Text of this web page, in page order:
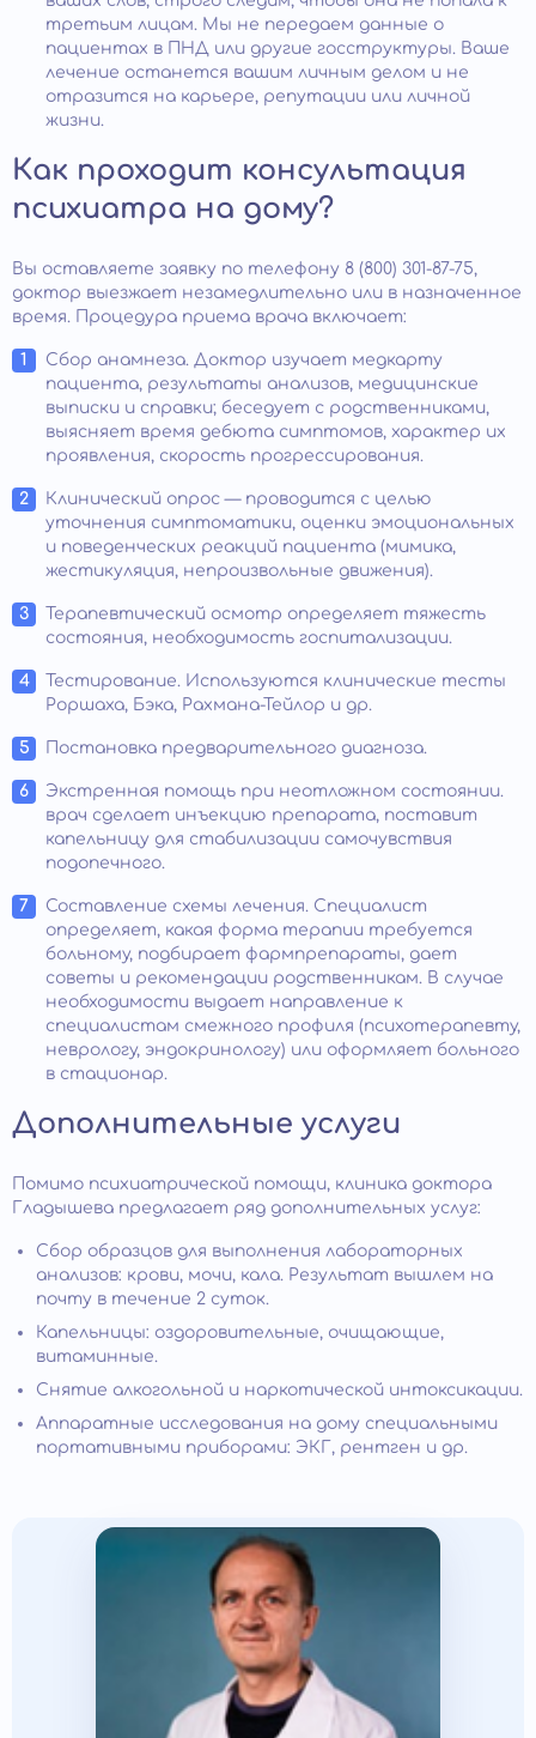
третьим лицам. Мы не передаем данные о
пациентах в ПНД или другие госструктуры. Ваше
лечение останется вашим личным делом и не
отразится на карьере, репутации или личной
жизни.
Как проходит консультация
психиатра на дому?
Вы оставляете заявку по телефону 8 (800) 301-87-75,
доктор выезжает незамедлительно или в назначенное
время. Процедура приема врача включает:
Сбор анамнеза. Доктор изучает медкарту
пациента, результаты анализов, медицинские
выписки и справки; беседует с родственниками,
выясняет время дебюта симптомов, характер их
проявления, скорость прогрессирования.
Клинический опрос — проводится с целью
уточнения симптоматики, оценки эмоциональных
и поведенческих реакций пациента (мимика,
жестикуляция, непроизвольные движения).
Терапевтический осмотр определяет тяжесть
состояния, необходимость госпитализации.
Тестирование. Используются клинические тесты
Роршаха, Бэка, Рахмана-Тейлор и др.
Постановка предварительного диагноза.
Экстренная помощь при неотложном состоянии.
врач сделает инъекцию препарата, поставит
капельницу для стабилизации самочувствия
подопечного.
Составление схемы лечения. Специалист
определяет, какая форма терапии требуется
больному, подбирает фармпрепараты, дает
советы и рекомендации родственникам. В случае
необходимости выдает направление к
специалистам смежного профиля (психотерапевту,
неврологу, эндокринологу) или оформляет больного
в стационар.
Дополнительные услуги
Помимо психиатрической помощи, клиника доктора
Гладышева предлагает ряд дополнительных услуг:
Сбор образцов для выполнения лабораторных
анализов: крови, мочи, кала. Результат вышлем на
почту в течение 2 суток.
Капельницы: оздоровительные, очищающие,
витаминные.
Снятие алкогольной и наркотической интоксикации.
Аппаратные исследования на дому специальными
портативными приборами: ЭКГ, рентген и др.